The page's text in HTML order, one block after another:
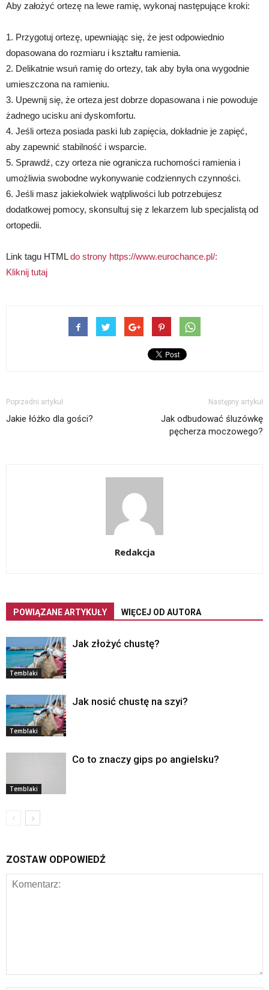
Aby założyć ortezę na lewe ramię, wykonaj następujące kroki:
1. Przygotuj ortezę, upewniając się, że jest odpowiednio
dopasowana do rozmiaru i kształtu ramienia.
2. Delikatnie wsuń ramię do ortezy, tak aby była ona wygodnie
umieszczona na ramieniu.
3. Upewnij się, że orteza jest dobrze dopasowana i nie powoduje
żadnego ucisku ani dyskomfortu.
4. Jeśli orteza posiada paski lub zapięcia, dokładnie je zapięć,
aby zapewnić stabilność i wsparcie.
5. Sprawdź, czy orteza nie ogranicza ruchomości ramienia i
umożliwia swobodne wykonywanie codziennych czynności.
6. Jeśli masz jakiekolwiek wątpliwości lub potrzebujesz
dodatkowej pomocy, skonsultuj się z lekarzem lub specjalistą od
ortopedii.
Link tagu HTMLdo strony https://www.eurochance.pl/:
Kliknij tutaj
Poprzedni artykuł
Jakie łóżko dla gości?
Następny artykuł
Jak odbudować śluzówkę
pęcherza moczowego?
Redakcja
POWIĄZANE ARTYKUŁY WIĘCEJ OD AUTORA
Temblaki
Jak złożyć chustę?
Temblaki
Jak nosić chustę na szyi?
Temblaki
Co to znaczy gips po angielsku?
ZOSTAW ODPOWIEDŹ